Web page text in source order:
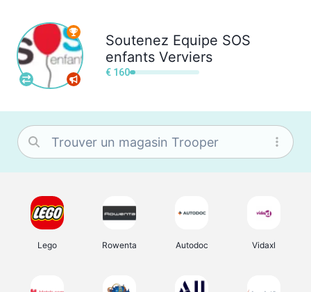
Soutenez Equipe SOS
enfants Verviers
€ 160
Lego Rowenta Autodoc Vidaxl